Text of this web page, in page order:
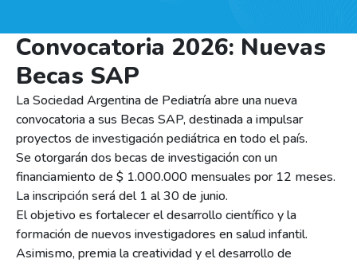
Convocatoria 2026: Nuevas
Becas SAP
La Sociedad Argentina de Pediatría abre una nueva
convocatoria a sus Becas SAP, destinada a impulsar
proyectos de investigación pediátrica en todo el país.
Se otorgarán dos becas de investigación con un
financiamiento de $ 1.000.000 mensuales por 12 meses.
La inscripción será del 1 al 30 de junio.
El objetivo es fortalecer el desarrollo científico y la
formación de nuevos investigadores en salud infantil.
Asimismo, premia la creatividad y el desarrollo de